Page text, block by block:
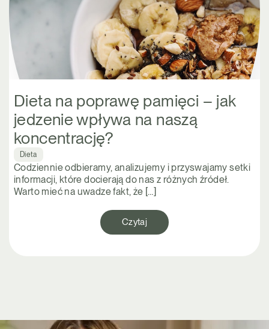
Dieta na poprawę pamięci – jak
jedzenie wpływa na naszą
koncentrację?
Dieta
Codziennie odbieramy, analizujemy i przyswajamy setki
informacji, które docierają do nas z różnych źródeł.
Warto mieć na uwadze fakt, że […]
Czytaj